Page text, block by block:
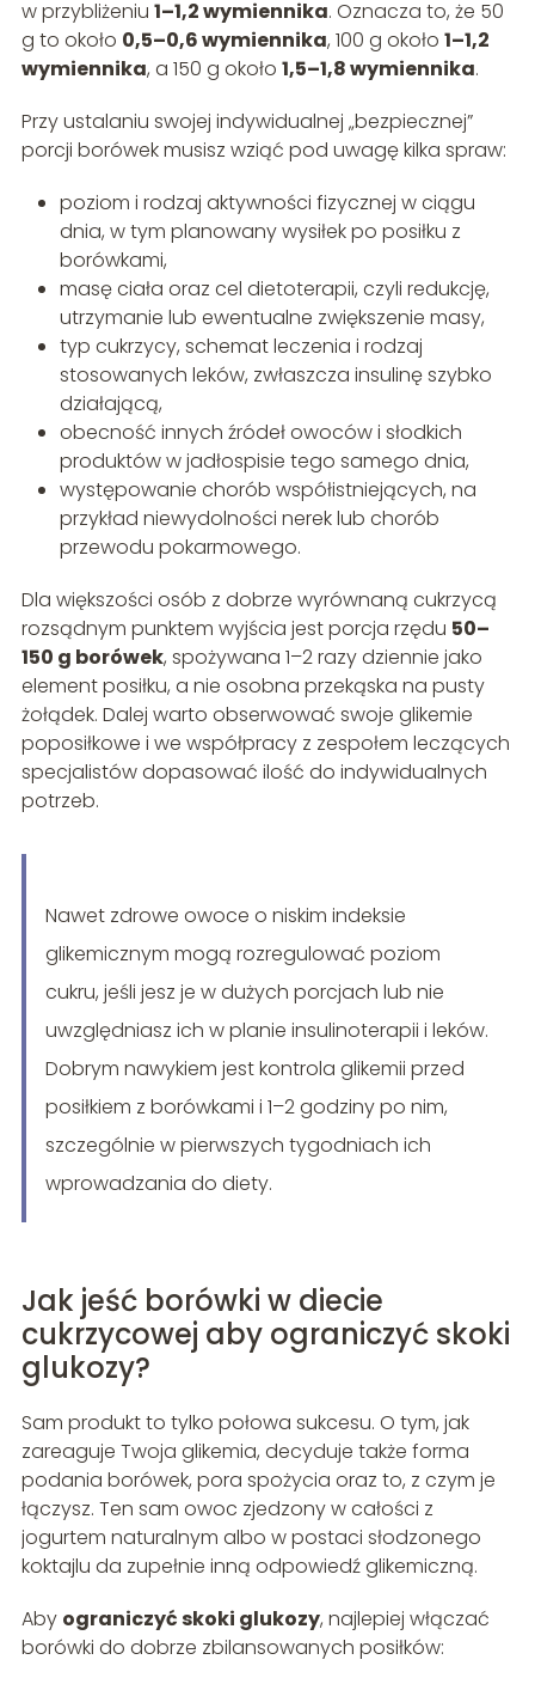
w przybliżeniu 1–1,2 wymiennika. Oznacza to, że 50
g to około 0,5–0,6 wymiennika, 100 g około 1–1,2
wymiennika, a 150 g około 1,5–1,8 wymiennika.
Przy ustalaniu swojej indywidualnej „bezpiecznej”
porcji borówek musisz wziąć pod uwagę kilka spraw:
poziom i rodzaj aktywności fizycznej w ciągu
dnia, w tym planowany wysiłek po posiłku z
borówkami,
masę ciała oraz cel dietoterapii, czyli redukcję,
utrzymanie lub ewentualne zwiększenie masy,
typ cukrzycy, schemat leczenia i rodzaj
stosowanych leków, zwłaszcza insulinę szybko
działającą,
obecność innych źródeł owoców i słodkich
produktów w jadłospisie tego samego dnia,
występowanie chorób współistniejących, na
przykład niewydolności nerek lub chorób
przewodu pokarmowego.
Dla większości osób z dobrze wyrównaną cukrzycą
rozsądnym punktem wyjścia jest porcja rzędu 50–
150 g borówek, spożywana 1–2 razy dziennie jako
element posiłku, a nie osobna przekąska na pusty
żołądek. Dalej warto obserwować swoje glikemie
poposiłkowe i we współpracy z zespołem leczących
specjalistów dopasować ilość do indywidualnych
potrzeb.
Nawet zdrowe owoce o niskim indeksie
glikemicznym mogą rozregulować poziom
cukru, jeśli jesz je w dużych porcjach lub nie
uwzględniasz ich w planie insulinoterapii i leków.
Dobrym nawykiem jest kontrola glikemii przed
posiłkiem z borówkami i 1–2 godziny po nim,
szczególnie w pierwszych tygodniach ich
wprowadzania do diety.
Jak jeść borówki w diecie
cukrzycowej aby ograniczyć skoki
glukozy?
Sam produkt to tylko połowa sukcesu. O tym, jak
zareaguje Twoja glikemia, decyduje także forma
podania borówek, pora spożycia oraz to, z czym je
łączysz. Ten sam owoc zjedzony w całości z
jogurtem naturalnym albo w postaci słodzonego
koktajlu da zupełnie inną odpowiedź glikemiczną.
Aby ograniczyć skoki glukozy, najlepiej włączać
borówki do dobrze zbilansowanych posiłków: